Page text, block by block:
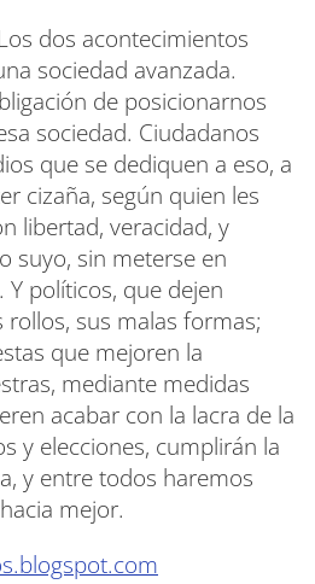
dos acontecimientos
sociedad avanzada.
de posicionarnos
sociedad. Ciudadanos
que se dediquen a eso, a
cizaña, según quien les
libertad, veracidad, y
suyo, sin meterse en
políticos, que dejen
sus malas formas;
que mejoren la
mediante medidas
acabar con la lacra de la
y elecciones, cumplirán la
y entre todos haremos
mejor.